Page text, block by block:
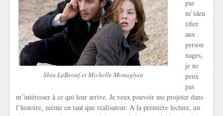
Shia LaBeouf et Michelle Monaghan
pas
m’iden
tifier
aux
person
nages,
je ne
peux
pas
m’intéresser à ce qui leur arrive. Je veux pouvoir me projeter dans
l’histoire, même en tant que réalisateur. A la première lecture, un